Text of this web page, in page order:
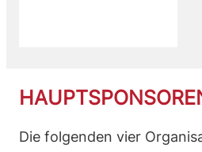
Die folgenden vier